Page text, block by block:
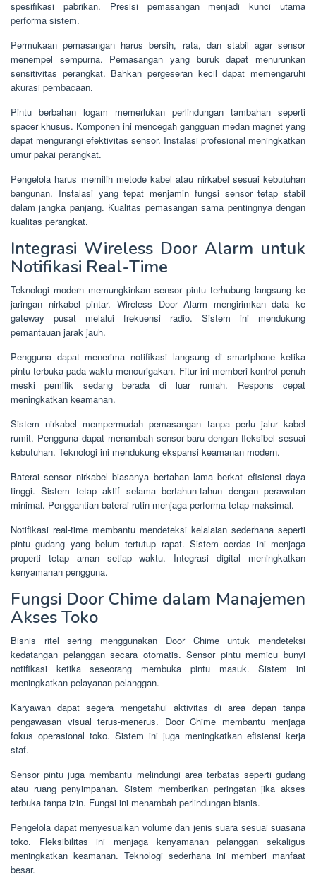
spesifikasi pabrikan. Presisi pemasangan menjadi kunci utama
performa sistem.
Permukaan pemasangan harus bersih, rata, dan stabil agar sensor
menempel sempurna. Pemasangan yang buruk dapat menurunkan
sensitivitas perangkat. Bahkan pergeseran kecil dapat memengaruhi
akurasi pembacaan.
Pintu berbahan logam memerlukan perlindungan tambahan seperti
spacer khusus. Komponen ini mencegah gangguan medan magnet yang
dapat mengurangi efektivitas sensor. Instalasi profesional meningkatkan
umur pakai perangkat.
Pengelola harus memilih metode kabel atau nirkabel sesuai kebutuhan
bangunan. Instalasi yang tepat menjamin fungsi sensor tetap stabil
dalam jangka panjang. Kualitas pemasangan sama pentingnya dengan
kualitas perangkat.
Integrasi Wireless Door Alarm untuk
Notifikasi Real-Time
Teknologi modern memungkinkan sensor pintu terhubung langsung ke
jaringan nirkabel pintar. Wireless Door Alarm mengirimkan data ke
gateway pusat melalui frekuensi radio. Sistem ini mendukung
pemantauan jarak jauh.
Pengguna dapat menerima notifikasi langsung di smartphone ketika
pintu terbuka pada waktu mencurigakan. Fitur ini memberi kontrol penuh
meski pemilik sedang berada di luar rumah. Respons cepat
meningkatkan keamanan.
Sistem nirkabel mempermudah pemasangan tanpa perlu jalur kabel
rumit. Pengguna dapat menambah sensor baru dengan fleksibel sesuai
kebutuhan. Teknologi ini mendukung ekspansi keamanan modern.
Baterai sensor nirkabel biasanya bertahan lama berkat efisiensi daya
tinggi. Sistem tetap aktif selama bertahun-tahun dengan perawatan
minimal. Penggantian baterai rutin menjaga performa tetap maksimal.
Notifikasi real-time membantu mendeteksi kelalaian sederhana seperti
pintu gudang yang belum tertutup rapat. Sistem cerdas ini menjaga
properti tetap aman setiap waktu. Integrasi digital meningkatkan
kenyamanan pengguna.
Fungsi Door Chime dalam Manajemen
Akses Toko
Bisnis ritel sering menggunakan Door Chime untuk mendeteksi
kedatangan pelanggan secara otomatis. Sensor pintu memicu bunyi
notifikasi ketika seseorang membuka pintu masuk. Sistem ini
meningkatkan pelayanan pelanggan.
Karyawan dapat segera mengetahui aktivitas di area depan tanpa
pengawasan visual terus-menerus. Door Chime membantu menjaga
fokus operasional toko. Sistem ini juga meningkatkan efisiensi kerja
staf.
Sensor pintu juga membantu melindungi area terbatas seperti gudang
atau ruang penyimpanan. Sistem memberikan peringatan jika akses
terbuka tanpa izin. Fungsi ini menambah perlindungan bisnis.
Pengelola dapat menyesuaikan volume dan jenis suara sesuai suasana
toko. Fleksibilitas ini menjaga kenyamanan pelanggan sekaligus
meningkatkan keamanan. Teknologi sederhana ini memberi manfaat
besar.